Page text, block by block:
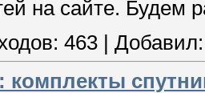
на сайте.
463
Добавил:
комплекты